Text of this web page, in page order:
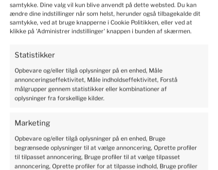
samtykke. Dine valg vil kun blive anvendt på dette websted. Du kan
ændre dine indstillinger når som helst, herunder også tilbagekalde dit
samtykke, ved at bruge knapperne i Cookie Politikken, eller ved at
klikke på 'Administrer indstillinger' knappen i bunden af skærmen.
Statistikker
Opbevare og/eller tilgå oplysninger på en enhed, Måle
annonceringseffektivitet, Måle indholdseffektivitet, Forstå
målgrupper gennem statistikker eller kombinationer af
oplysninger fra forskellige kilder.
Marketing
Opbevare og/eller tilgå oplysninger på en enhed, Bruge
begrænsede oplysninger til at vælge annoncering, Oprette profiler
til tilpasset annoncering, Bruge profiler til at vælge tilpasset
annoncering, Oprette profiler for at tilpasse indhold, Bruge profiler
Marianne
5
2024-06-10
Kristian
Professional service, shopping is pure pleasure. I'm very
and sound. There is no need to worry. Excellent protection
of the parcel.
2024-06-04